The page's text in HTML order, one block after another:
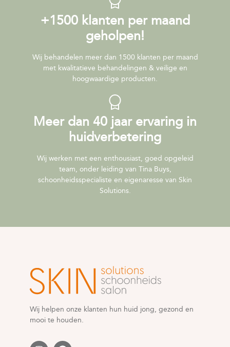
+1500 klanten per maand
geholpen!
Wij behandelen meer dan 1500 klanten per maand
met kwalitatieve behandelingen & veilige en
hoogwaardige producten.
Meer dan 40 jaar ervaring in
huidverbetering
Wij werken met een enthousiast, goed opgeleid
team, onder leiding van Tina Buys,
schoonheidsspecialiste en eigenaresse van Skin
Solutions.
Wij helpen onze klanten hun huid jong, gezond en
mooi te houden.